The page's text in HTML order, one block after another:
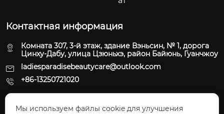
Контактная информация
Комната 307, 3-й этаж, здание Вэньсин, № 1, дорога
Цинху-Дабу, улица Цзюньхэ, район Байюнь, Гуанчжоу
ladiesparadisebeautycare@outlook.com
+86-13250721020
Продукция
Мы используем файлы cookie для улучшения